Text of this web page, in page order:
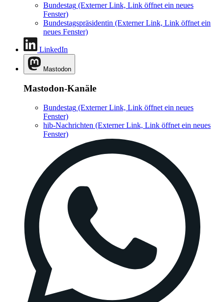
Bundestag (Externer Link, Link öffnet ein neues
Fenster)
Bundestagspräsidentin (Externer Link, Link öffnet ein
neues Fenster)
LinkedIn
Mastodon
Mastodon-Kanäle
Bundestag (Externer Link, Link öffnet ein neues
Fenster)
hib-Nachrichten (Externer Link, Link öffnet ein neues
Fenster)